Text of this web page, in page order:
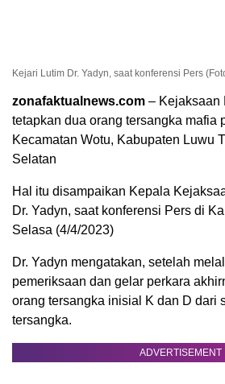
Kejari Lutim Dr. Yadyn, saat konferensi Pers
zonafaktualnews.com – Kejaksaan
tetapkan dua orang tersangka mafia
Kecamatan Wotu, Kabupaten Luwu
Selatan
Hal itu disampaikan Kepala
Dr. Yadyn, saat konferensi Pers di
Selasa (4/4/2023)
Dr. Yadyn mengatakan, setelah
pemeriksaan dan gelar perkara
orang tersangka inisial K dan D dari
tersangka.
ADVERTISEMENT